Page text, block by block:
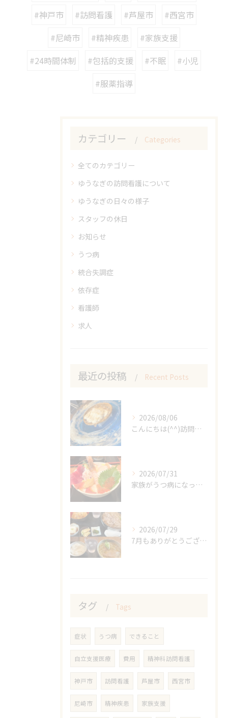
#神戸市
#訪問看護 #芦屋市
#西宮市
#尼崎市
#精神疾患
#家族支援
#24時間体制
#包括的支援 #不眠
#小児
#服薬指導
カテゴリー Categories
全てのカテゴリー
ゆうなぎの訪問看護について
ゆうなぎの日々の様子
スタッフの休日
お知らせ
うつ病
統合失調症
依存症
看護師
求人
最近の投稿 Recent Posts
2026/08/06
こんにちは(^^)訪問看護ステーションゆうなぎです🌼
2026/07/31
家族がうつ病になったら？共倒れを防ぐ正しい接し方と支援策
2026/07/29
7月もありがとうございました☺️
タグ Tags
症状 うつ病 できること
自立支援医療 費用 精神科訪問看護
神戸市 訪問看護 芦屋市 西宮市
尼崎市 精神疾患 家族支援